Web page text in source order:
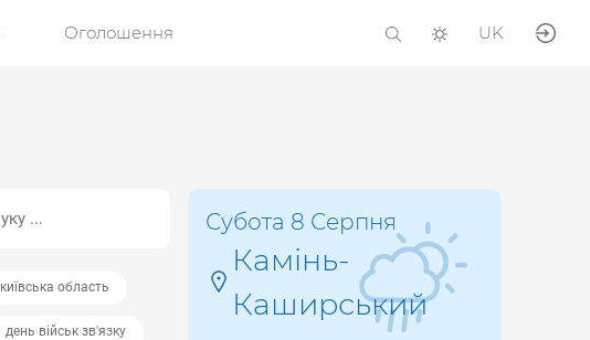
Оголошення UK
київська область
день військ зв'язку
Субота 8 Серпня
Камінь-
Каширський